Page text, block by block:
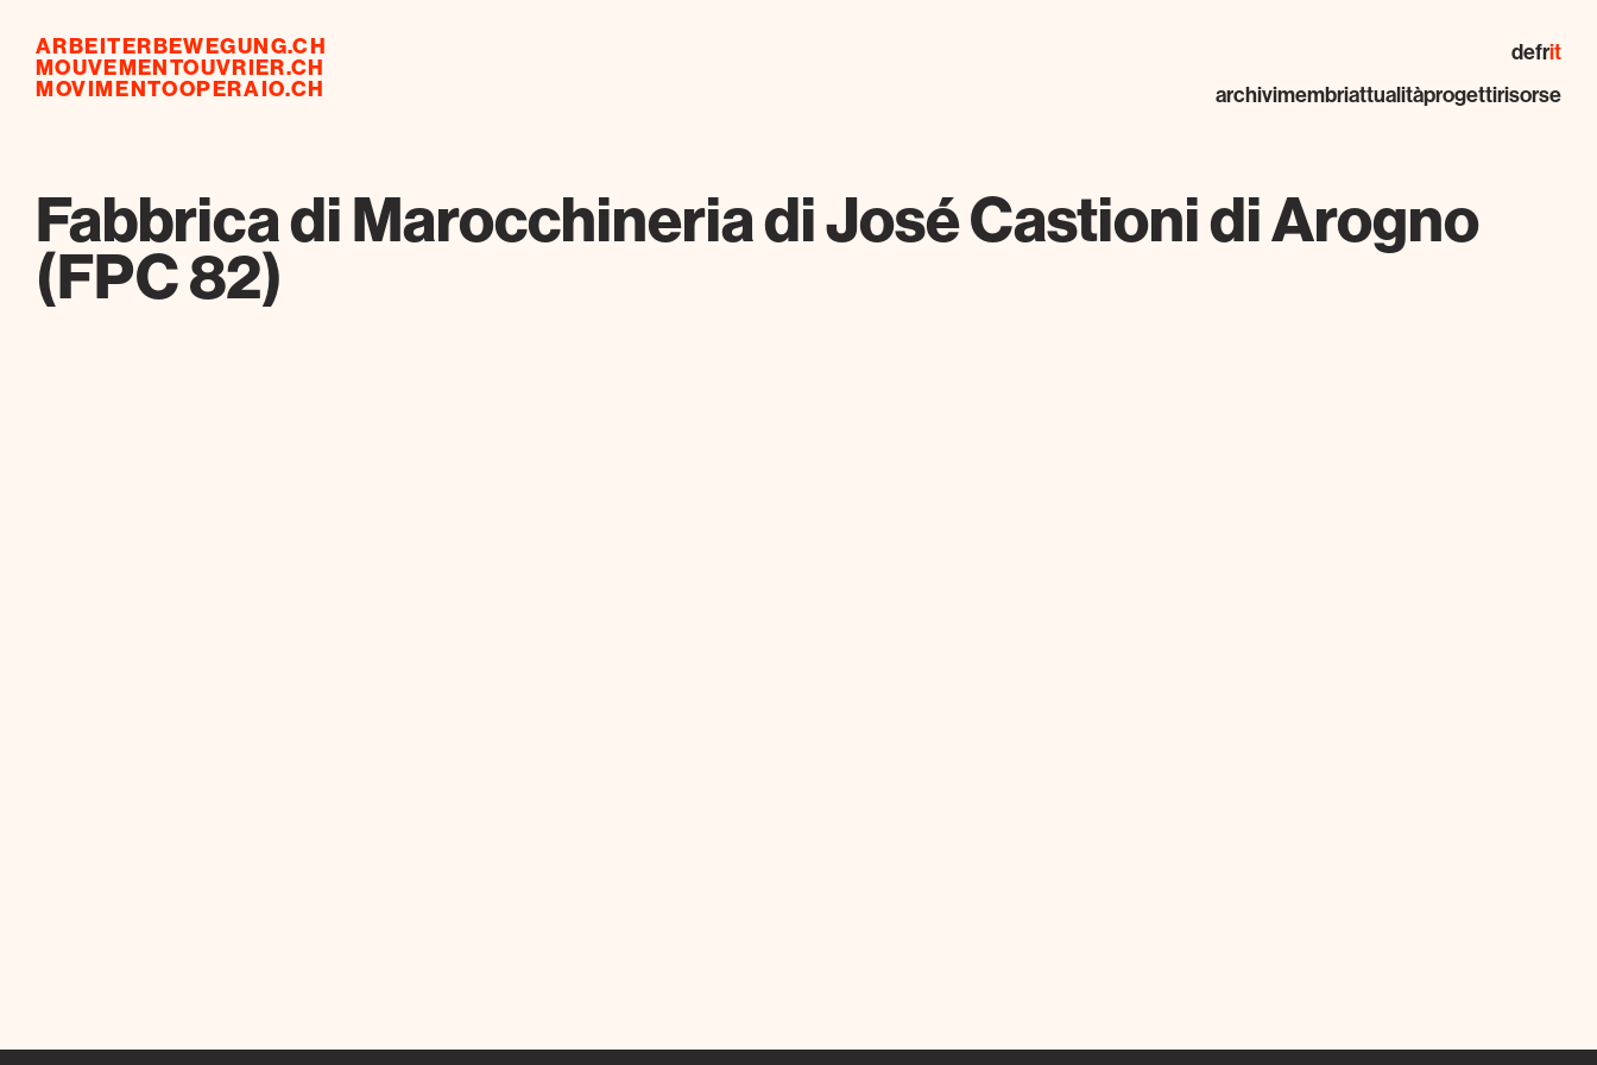
ARBEITERBEWEGUNG.CH
MOUVEMENTOUVRIER.CH
MOVIMENTOOPERAIO.CH
defrit
archivimembriattualitàprogettirisorse
Fabbrica di Marocchineria di José Castioni di Arogno
(FPC 82)